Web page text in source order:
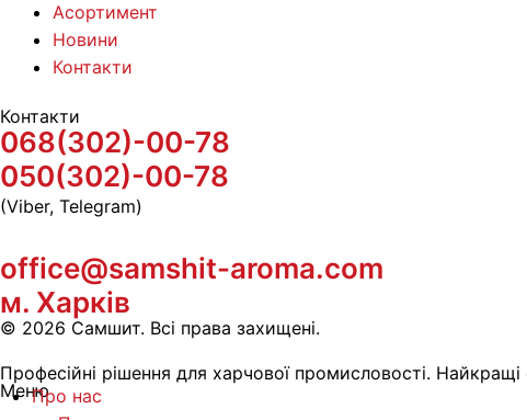
Асортимент
Новини
Контакти
Контакти
068(302)-00-78
050(302)-00-78
(Viber, Telegram)
office@samshit-aroma.com
м. Харків
© 2026 Самшит. Всі права захищені.
Професійні рішення для харчової промисловості. Найкращі
МенюПро нас